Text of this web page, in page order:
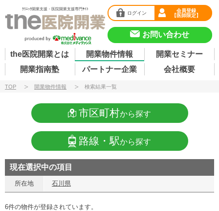
ｸﾘﾆｯｸ開業支援・医院開業支援専門ｻｲﾄ
ログイン
会員登録
【医師限定】
お問い合わせ
the医院開業とは 開業物件情報
開業セミナー
開業指南塾
パートナー企業 会社概要
TOP 開業物件情報 検索結果一覧
市区町村から探す
路線・駅から探す
現在選択中の項目
所在地 石川県
6件の物件が登録されています。